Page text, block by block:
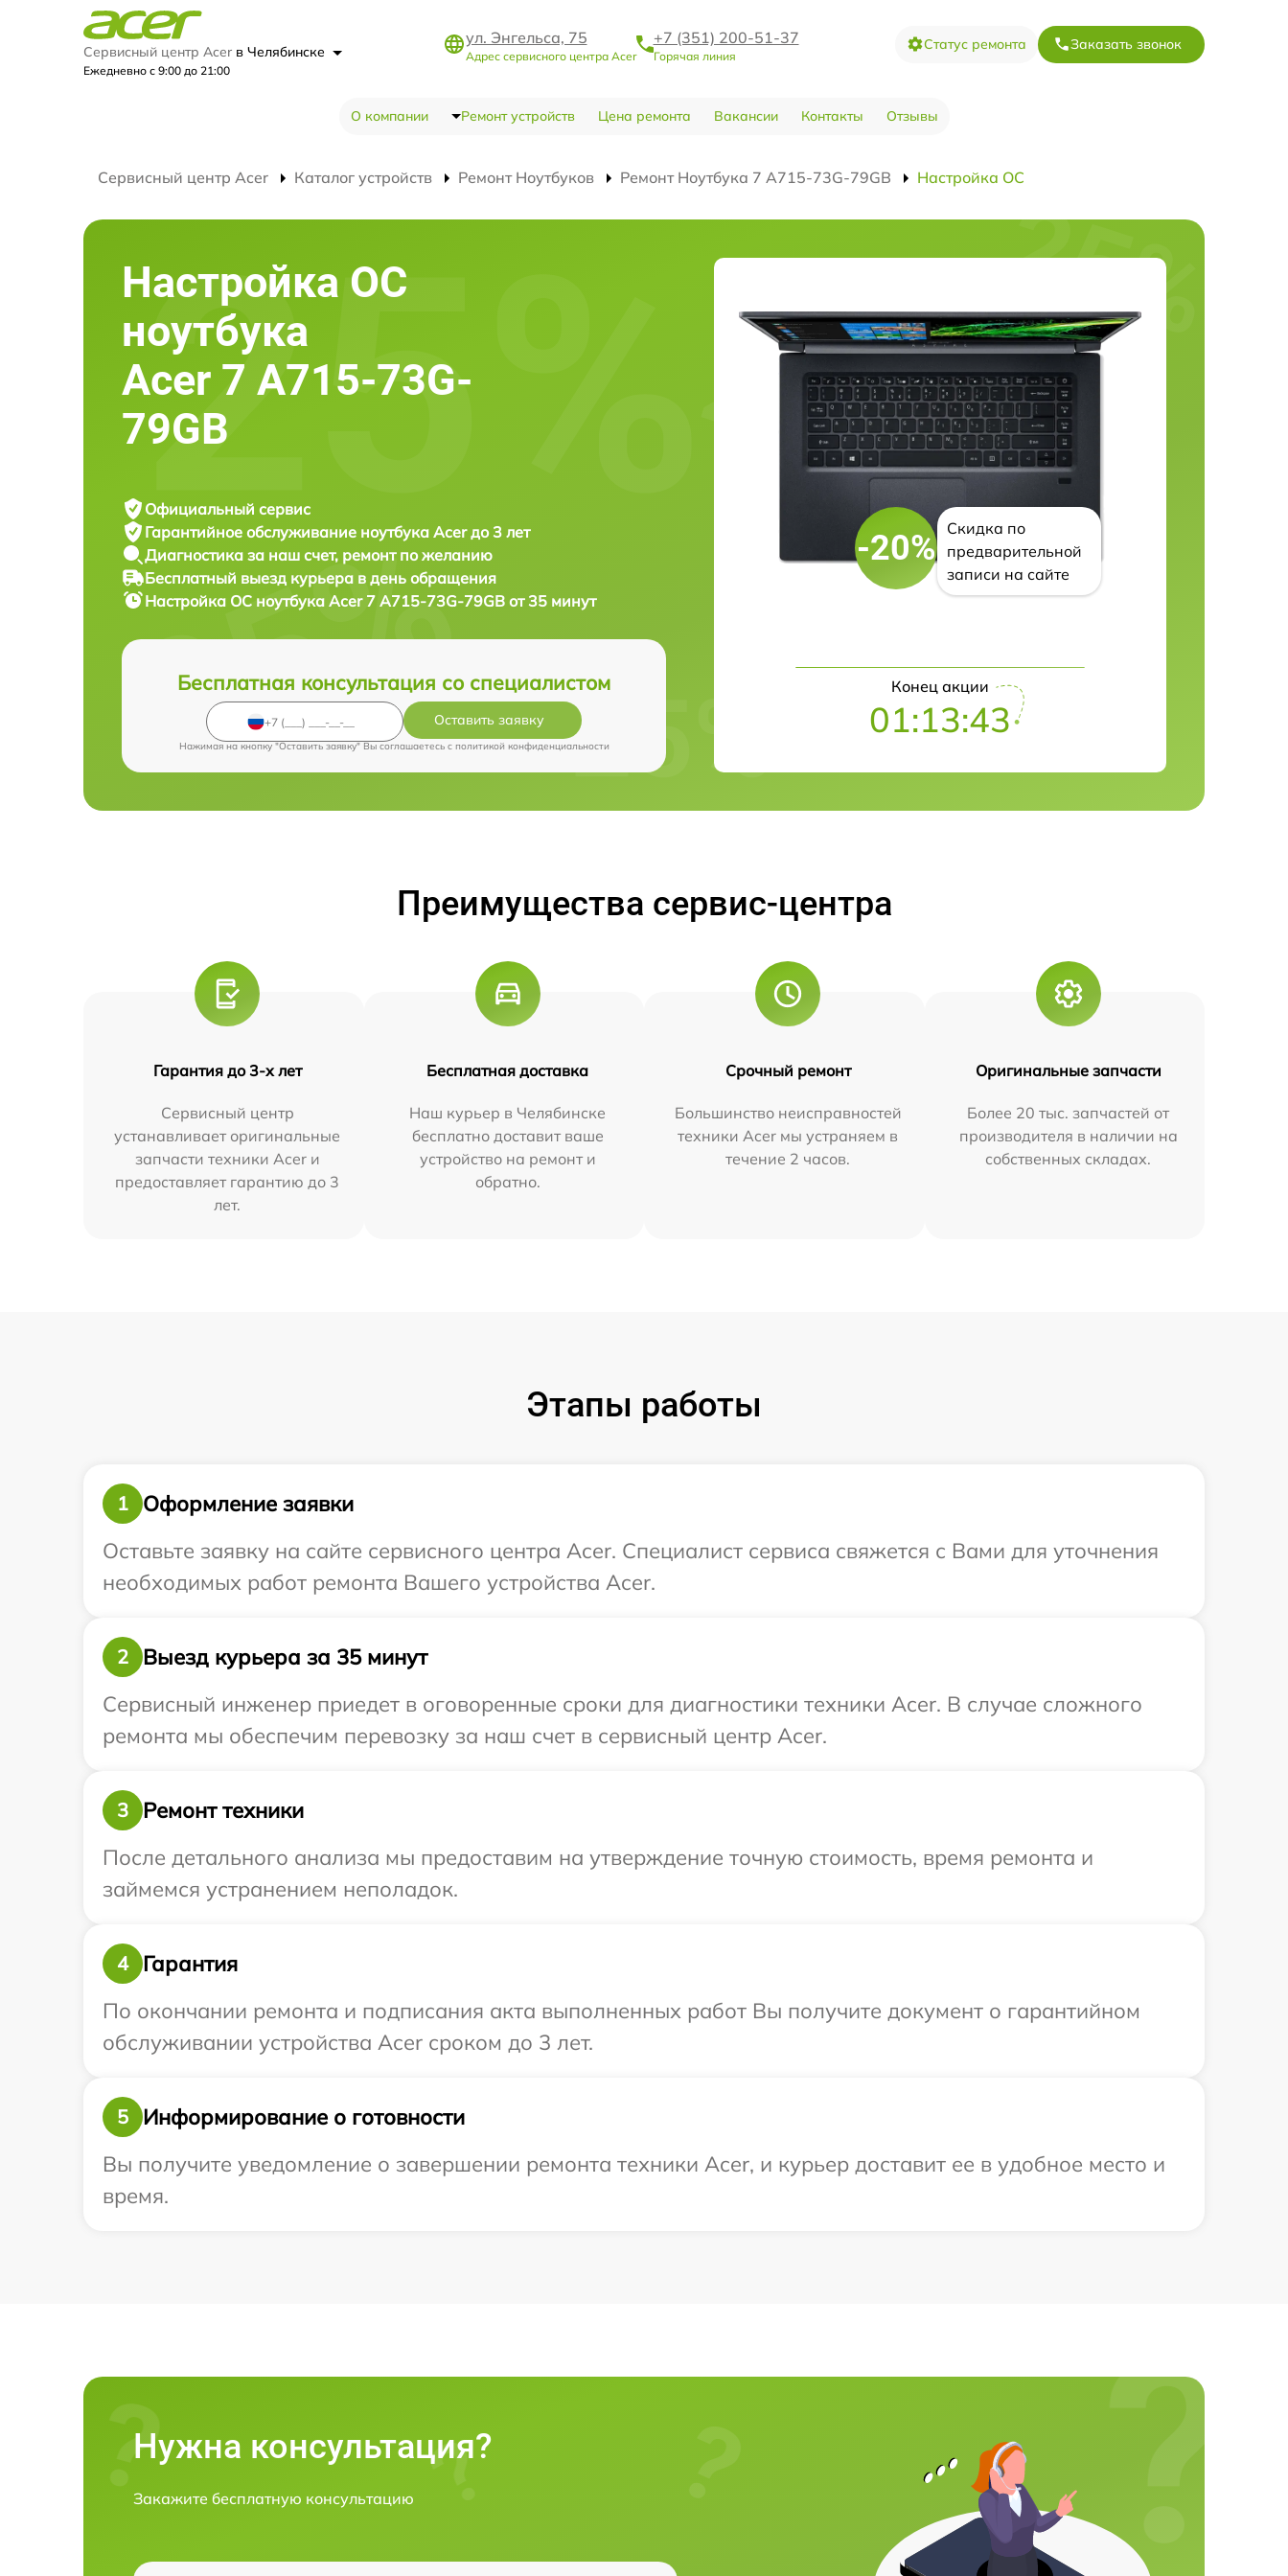
Сервисный центр Acer в Челябинске
Ежедневно с 9:00 до 21:00
ул. Энгельса, 75
Адрес сервисного центра Acer
+7 (351) 200-51-37
Горячая линия
Статус ремонта Заказать звонок
О компании Ремонт устройств Цена ремонта Вакансии Контакты Отзывы
Сервисный центр Acer Каталог устройств Ремонт Ноутбуков Ремонт Ноутбука 7 A715-73G-79GB Настройка ОС
Настройка ОС
ноутбука
Acer 7 A715-73G-
79GB
Официальный сервис
Гарантийное обслуживание ноутбука Acer до 3 лет
Диагностика за наш счет, ремонт по желанию
Бесплатный выезд курьера в день обращения
Настройка ОС ноутбука Acer 7 A715-73G-79GB от 35 минут
Бесплатная консультация со специалистом
Оставить заявку
Нажимая на кнопку "Оставить заявку" Вы соглашаетесь c политикой конфиденциальности
-20%
Скидка по
предварительной
записи на сайте
Конец акции
01:13:42
Преимущества сервис-центра
Гарантия до 3-х лет
Сервисный центр
устанавливает оригинальные
запчасти техники Acer и
предоставляет гарантию до 3
лет.
Бесплатная доставка
Наш курьер в Челябинске
бесплатно доставит ваше
устройство на ремонт и
обратно.
Срочный ремонт
Большинство неисправностей
техники Acer мы устраняем в
течение 2 часов.
Оригинальные запчасти
Более 20 тыс. запчастей от
производителя в наличии на
собственных складах.
Этапы работы
1
Оформление заявки
Оставьте заявку на сайте сервисного центра Acer. Специалист сервиса свяжется с Вами для уточнения
необходимых работ ремонта Вашего устройства Acer.
2
Выезд курьера за 35 минут
Сервисный инженер приедет в оговоренные сроки для диагностики техники Acer. В случае сложного
ремонта мы обеспечим перевозку за наш счет в сервисный центр Acer.
3
Ремонт техники
После детального анализа мы предоставим на утверждение точную стоимость, время ремонта и
займемся устранением неполадок.
4
Гарантия
По окончании ремонта и подписания акта выполненных работ Вы получите документ о гарантийном
обслуживании устройства Acer сроком до 3 лет.
5
Информирование о готовности
Вы получите уведомление о завершении ремонта техники Acer, и курьер доставит ее в удобное место и
время.
Нужна консультация?
Закажите бесплатную консультацию